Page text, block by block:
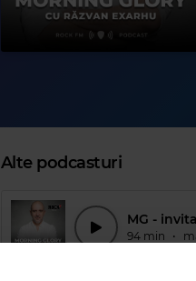
Alte podcasturi
MG -
94 min •